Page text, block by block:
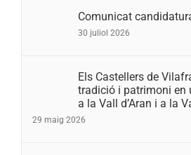
Comunicat
30 juliol 2026
Els Castellers de
tradició i patrimoni en
a la Vall d’Aran i a la
29 maig 2026